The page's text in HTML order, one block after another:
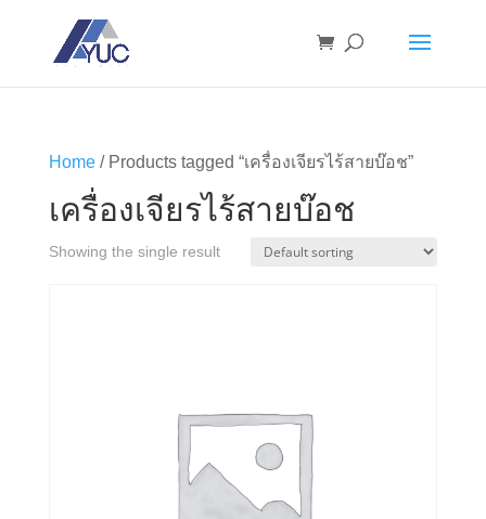
Home/ Products tagged “เครื่องเจียรไร้สายบ๊อช”
เครื่องเจียรไร้สายบ๊อช
Showing the single result